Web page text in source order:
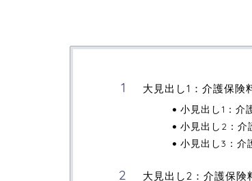
大見出し1：介護保険
小見出し1：介
小見出し2：介
小見出し3：介
大見出し2：介護保険